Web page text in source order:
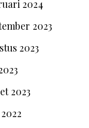
2024
2023
2023
2023